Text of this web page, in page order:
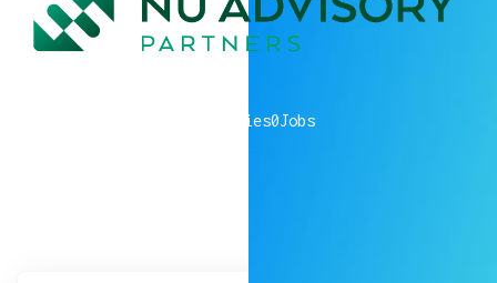
companies0Jobs